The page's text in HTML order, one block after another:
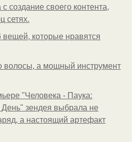
создание своего контента,
сетях.
вещей, которые нравятся
волосы, а мощный инструмент
"Человека - Паука:
зендея выбрала не
а настоящий артефакт